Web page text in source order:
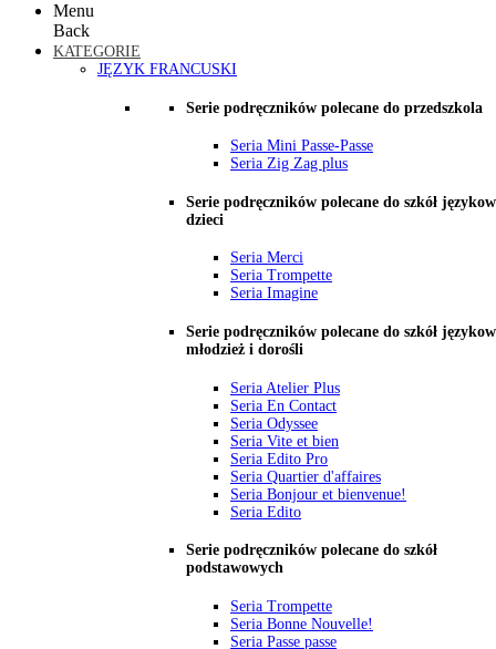
Menu
Back
KATEGORIE
JĘZYK FRANCUSKI
Serie podręczników polecane do przedszkola
Seria Mini Passe-Passe
Seria Zig Zag plus
Serie podręczników polecane do szkół
dzieci
Seria Merci
Seria Trompette
Seria Imagine
Serie podręczników polecane do szkół
młodzież i dorośli
Seria Atelier Plus
Seria En Contact
Seria Odyssee
Seria Vite et bien
Seria Edito Pro
Seria Quartier d'affaires
Seria Bonjour et bienvenue!
Seria Edito
Serie podręczników polecane do szkół
podstawowych
Seria Trompette
Seria Bonne Nouvelle!
Seria Passe passe